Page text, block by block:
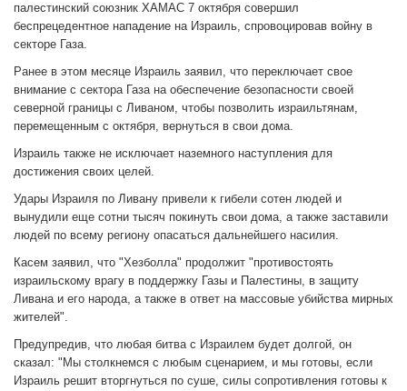
палестинский союзник ХАМАС 7 октября совершил
беспрецедентное нападение на Израиль, спровоцировав войну в
секторе Газа.
Ранее в этом месяце Израиль заявил, что переключает свое
внимание с сектора Газа на обеспечение безопасности своей
северной границы с Ливаном, чтобы позволить израильтянам,
перемещенным с октября, вернуться в свои дома.
Израиль также не исключает наземного наступления для
достижения своих целей.
Удары Израиля по Ливану привели к гибели сотен людей и
вынудили еще сотни тысяч покинуть свои дома, а также заставили
людей по всему региону опасаться дальнейшего насилия.
Касем заявил, что "Хезболла" продолжит "противостоять
израильскому врагу в поддержку Газы и Палестины, в защиту
Ливана и его народа, а также в ответ на массовые убийства мирных
жителей".
Предупредив, что любая битва с Израилем будет долгой, он
сказал: "Мы столкнемся с любым сценарием, и мы готовы, если
Израиль решит вторгнуться по суше, силы сопротивления готовы к